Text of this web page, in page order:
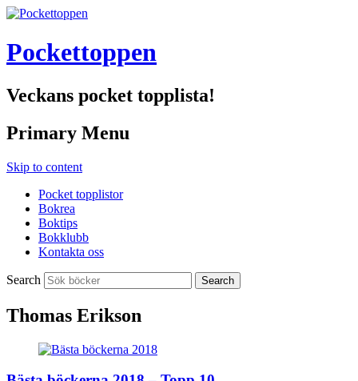
Pockettoppen
Veckans pocket topplista!
Primary Menu
Skip to content
Pocket topplistor
Bokrea
Boktips
Bokklubb
Kontakta oss
Search
Thomas Erikson